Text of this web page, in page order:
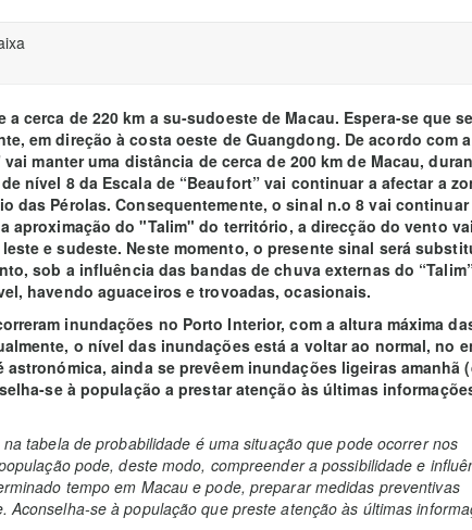
a cerca de 220 km a su-sudoeste de Macau. Espera-se que
em direção à costa oeste de Guangdong. De acordo com a
manter uma distância de cerca de 200 km de Macau,
nível 8 da Escala de “Beaufort” vai continuar a afectar a
das Pérolas. Consequentemente, o sinal n.o 8 vai continuar
aproximação do "Talim" do território, a direcção do vento vai
e sudeste. Neste momento, o presente sinal será
sob a influência das bandas de chuva externas do
havendo aguaceiros e trovoadas, ocasionais.
inundações no Porto Interior, com a altura máxima
o nível das inundações está a voltar ao normal, no
ainda se prevêem inundações ligeiras amanhã
se à população a prestar atenção às últimas
tabela de probabilidade é uma situação que pode ocorrer nos
pode, deste modo, compreender a possibilidade e
tempo em Macau e pode, preparar medidas preventivas
Aconselha-se à população que preste atenção às últimas